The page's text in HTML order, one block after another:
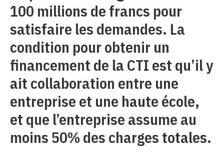
100 millions de francs pour
satisfaire les demandes. La
condition pour obtenir un
financement de la CTI est qu’il y
ait collaboration entre une
entreprise et une haute école,
et que l’en­treprise assume au
moins 50% des charges totales.